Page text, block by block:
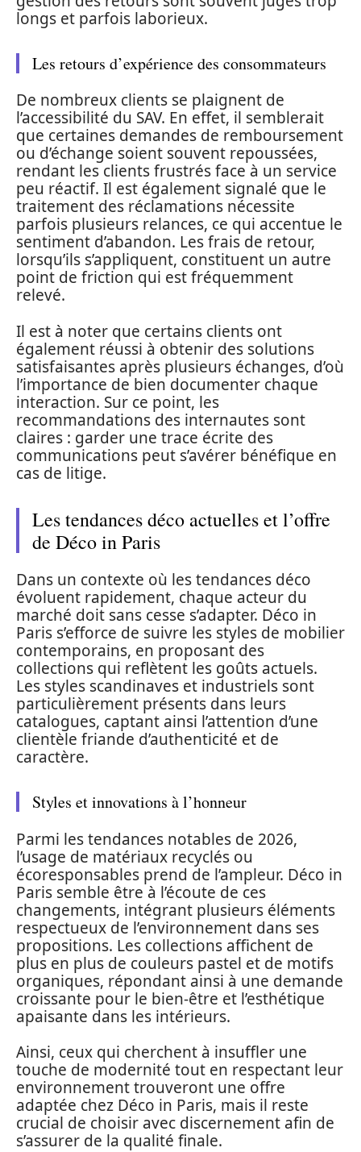
longs et parfois laborieux.
Les retours d’expérience des consommateurs
De nombreux clients se plaignent de
l’accessibilité du SAV. En effet, il semblerait
que certaines demandes de remboursement
ou d’échange soient souvent repoussées,
rendant les clients frustrés face à un service
peu réactif. Il est également signalé que le
traitement des réclamations nécessite
parfois plusieurs relances, ce qui accentue le
sentiment d’abandon. Les frais de retour,
lorsqu’ils s’appliquent, constituent un autre
point de friction qui est fréquemment
relevé.
Il est à noter que certains clients ont
également réussi à obtenir des solutions
satisfaisantes après plusieurs échanges, d’où
l’importance de bien documenter chaque
interaction. Sur ce point, les
recommandations des internautes sont
claires : garder une trace écrite des
communications peut s’avérer bénéfique en
cas de litige.
Les tendances déco actuelles et l’offre
de Déco in Paris
Dans un contexte où les tendances déco
évoluent rapidement, chaque acteur du
marché doit sans cesse s’adapter. Déco in
Paris s’efforce de suivre les styles de mobilier
contemporains, en proposant des
collections qui reflètent les goûts actuels.
Les styles scandinaves et industriels sont
particulièrement présents dans leurs
catalogues, captant ainsi l’attention d’une
clientèle friande d’authenticité et de
caractère.
Styles et innovations à l’honneur
Parmi les tendances notables de 2026,
l’usage de matériaux recyclés ou
écoresponsables prend de l’ampleur. Déco in
Paris semble être à l’écoute de ces
changements, intégrant plusieurs éléments
respectueux de l’environnement dans ses
propositions. Les collections affichent de
plus en plus de couleurs pastel et de motifs
organiques, répondant ainsi à une demande
croissante pour le bien-être et l’esthétique
apaisante dans les intérieurs.
Ainsi, ceux qui cherchent à insuffler une
touche de modernité tout en respectant leur
environnement trouveront une offre
adaptée chez Déco in Paris, mais il reste
crucial de choisir avec discernement afin de
s’assurer de la qualité finale.